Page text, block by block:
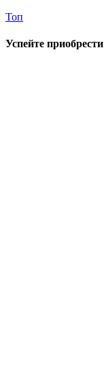
Топ
Успейте приобрести